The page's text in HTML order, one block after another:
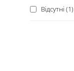
Відсутні (1)